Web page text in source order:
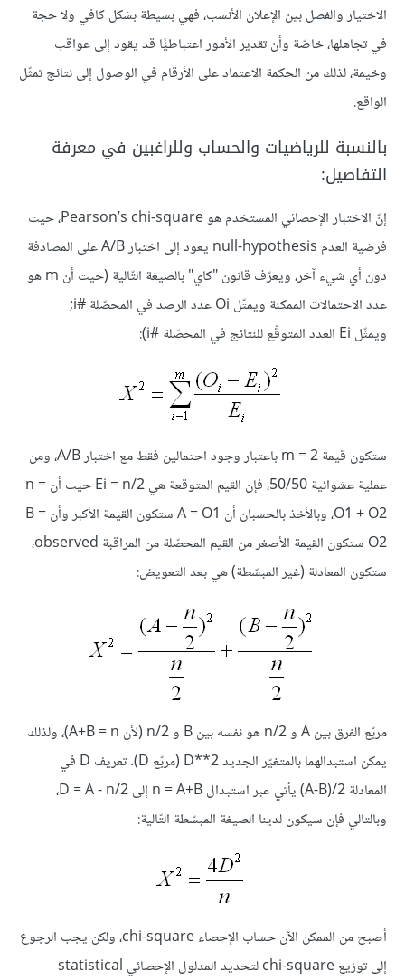
الاختيار والفصل بين الإعلان الأنسب، فهي بسيطة بشكل كافي ولا حجة
في تجاهلها، خاصّة وأن تقدير الأمور اعتباطيًّا قد يقود إلى عواقب
وخيمة، لذلك من الحكمة الاعتماد على الأرقام في الوصول إلى نتائج تمثّل
الواقع.
بالنسبة للرياضيات والحساب وللراغبين في معرفة
التفاصيل:
إنّ الاختبار الإحصائي المستخدم هو Pearson’s chi-square، حيث
فرضية العدم null-hypothesis يعود إلى اختبار A/B على المصادفة
دون أي شيء آخر، ويعرّف قانون "كاي" بالصيغة التّالية (حيث أن m هو
عدد الاحتمالات الممكنة ويمثّل Oi عدد الرصد في المحصّلة #i;
ويمثّل Ei العدد المتوقّع للنتائج في المحصّلة #i):
ستكون قيمة m = 2 باعتبار وجود احتمالين فقط مع اختبار A/B، ومن
عملية عشوائية 50/50، فإن القيم المتوقعة هي Ei = n/2 حيث أن n =
O1 + O2، وبالأخذ بالحسبان أن A = O1 ستكون القيمة الأكبر وأن B =
O2 ستكون القيمة الأصغر من القيم المحصّلة من المراقبة observed،
ستكون المعادلة (غير المبسّطة) هي بعد التعويض:
مربّع الفرق بين A و n/2 هو نفسه بين B و n/2 (لأن A+B = n)، ولذلك
يمكن استبدالهما بالمتغيّر الجديد D**2 (مربّع D). تعريف D في
المعادلة A-B)/2) يأتي عبر استبدال n = A+B إلى D = A - n/2،
وبالتالي فإن سيكون لدينا الصيغة المبسّطة التّالية:
أصبح من الممكن الآن حساب الإحصاء chi-square، ولكن يجب الرجوع
إلى توزيع chi-square لتحديد المدلول الإحصائي statistical